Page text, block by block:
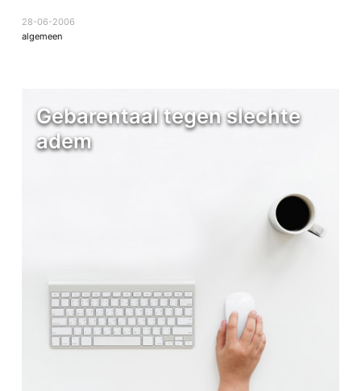
28-06-2006
algemeen
Gebarentaal tegen slechte
adem